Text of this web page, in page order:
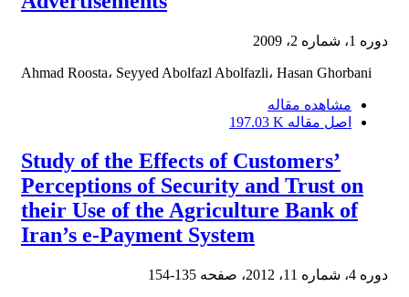
دوره 1، شماره 2، 2009
Ahmad Roosta، Seyyed Abolfazl Abolfazli، Hasan Ghorbani
مشاهده مقاله
اصل مقاله 197.03 K
Study of the Effects of Customers’
Perceptions of Security and Trust on
their Use of the Agriculture Bank of
Iran’s e-Payment System
دوره 4، شماره 11، 2012، صفحه 135-154